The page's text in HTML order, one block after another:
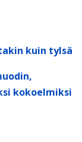
kuin tylsä
kokoelmiksi